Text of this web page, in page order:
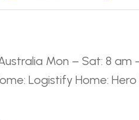
Mon – Sat: 8 am
Logistify Home: